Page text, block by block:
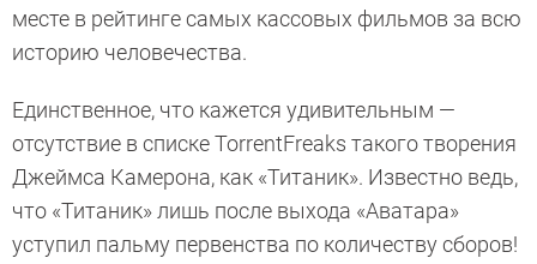
месте в рейтинге самых кассовых фильмов за всю
историю человечества.
Единственное, что кажется удивительным —
отсутствие в списке TorrentFreaks такого творения
Джеймса Камерона, как «Титаник». Известно ведь,
что «Титаник» лишь после выхода «Аватара»
уступил пальму первенства по количеству сборов!